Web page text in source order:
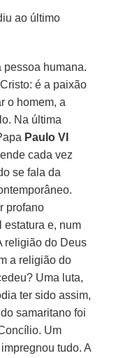
ao último
pessoa humana.
é a paixão
o homem, a
Na última
Paulo VI
cada vez
se fala da
profano
estatura e, num
religião do Deus
a religião do
Uma luta,
ter sido assim,
samaritano foi
Um
tudo. A